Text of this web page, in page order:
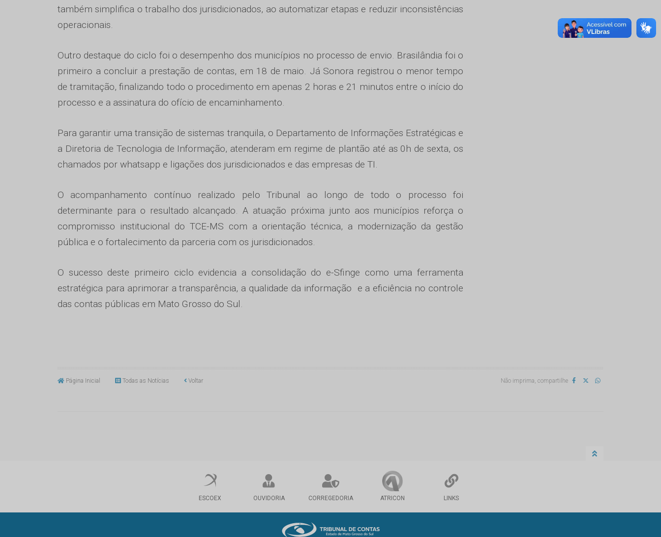
também simplifica o trabalho dos jurisdicionados, ao automatizar etapas e reduzir inconsistências
operacionais.
Outro destaque do ciclo foi o desempenho dos municípios no processo de envio. Brasilândia foi o
primeiro a concluir a prestação de contas, em 18 de maio. Já Sonora registrou o menor tempo
de tramitação, finalizando todo o procedimento em apenas 2 horas e 21 minutos entre o início do
processo e a assinatura do ofício de encaminhamento.
Para garantir uma transição de sistemas tranquila, o Departamento de Informações Estratégicas e
a Diretoria de Tecnologia de Informação, atenderam em regime de plantão até as 0h de sexta, os
chamados por whatsapp e ligações dos jurisdicionados e das empresas de TI.
O acompanhamento contínuo realizado pelo Tribunal ao longo de todo o processo foi
determinante para o resultado alcançado. A atuação próxima junto aos municípios reforça o
compromisso institucional do TCE-MS com a orientação técnica, a modernização da gestão
pública e o fortalecimento da parceria com os jurisdicionados.
O sucesso deste primeiro ciclo evidencia a consolidação do e-Sfinge como uma ferramenta
estratégica para aprimorar a transparência, a qualidade da informação e a eficiência no controle
das contas públicas em Mato Grosso do Sul.
Página Inicial Todas as Notícias Voltar Não imprima, compartilhe
ESCOEX OUVIDORIA CORREGEDORIA ATRICON LINKS